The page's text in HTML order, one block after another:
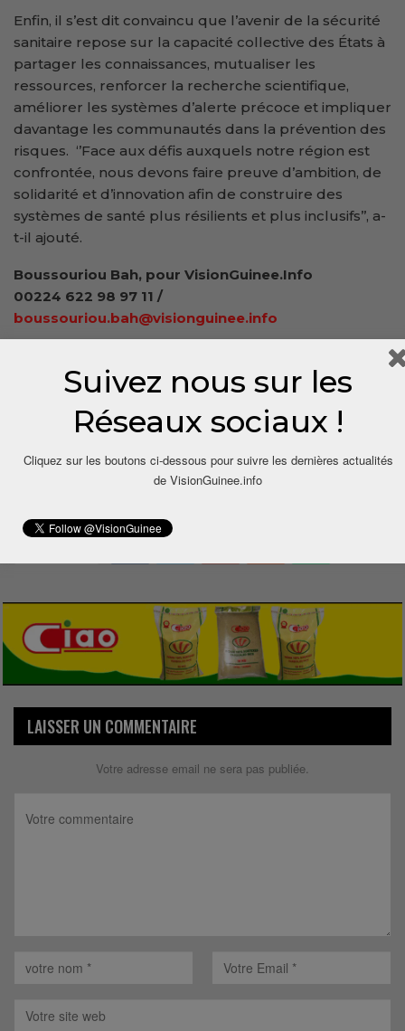
Enfin, il s’est dit convaincu que l’avenir de la sécurité
sanitaire repose sur la capacité collective des États à
partager les connaissances, mutualiser les
ressources, renforcer la recherche scientifique,
améliorer les systèmes d’alerte précoce et impliquer
davantage les communautés dans la prévention des
risques. ‘’Face aux défis auxquels notre région est
confrontée, nous devons faire preuve d’ambition, de
solidarité et d’innovation afin de construire des
systèmes de santé plus résilients et plus inclusifs’’, a-
t-il ajouté.
Boussouriou Bah, pour VisionGuinee.Info
00224 622 98 97 11 /
boussouriou.bah@visionguinee.info
LAISSER UN COMMENTAIRE
Votre adresse email ne sera pas publiée.
Suivez nous sur les
Réseaux sociaux !
Cliquez sur les boutons ci-dessous pour suivre les dernières actualités
de VisionGuinee.info